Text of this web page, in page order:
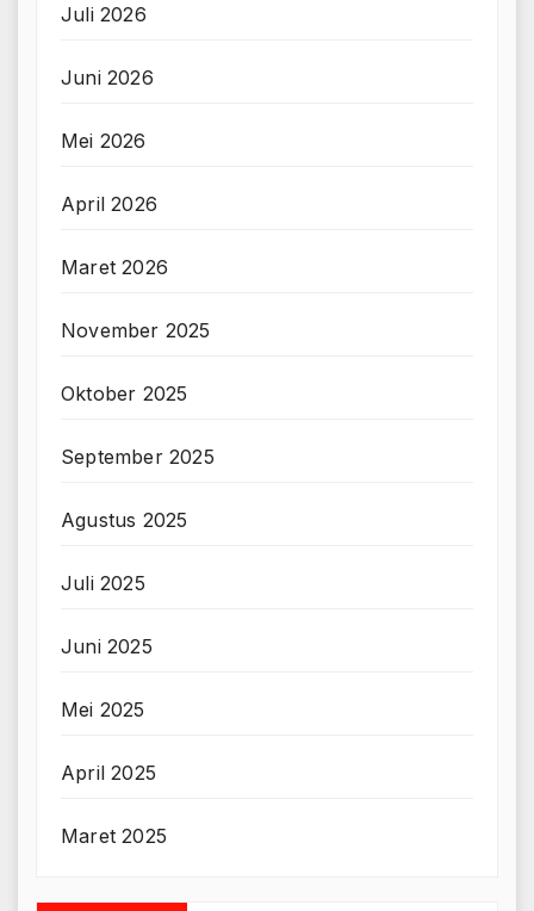
Juli 2026
Juni 2026
Mei 2026
April 2026
Maret 2026
November 2025
Oktober 2025
September 2025
Agustus 2025
Juli 2025
Juni 2025
Mei 2025
April 2025
Maret 2025